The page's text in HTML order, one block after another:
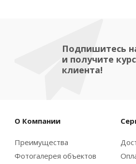
Подпишитесь
и получите
клиента!
О Компании
Преимущества
Фотогалерея объектов